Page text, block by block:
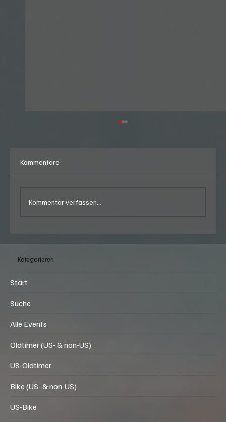
07.08.2026, ab 18:00 Uhr
Kommentare
Kommentar verfassen...
Kategorieren
Start
Suche
Alle Events
Oldtimer (US- & non-US)
US-Oldtimer
Bike (US- & non-US)
US-Bike